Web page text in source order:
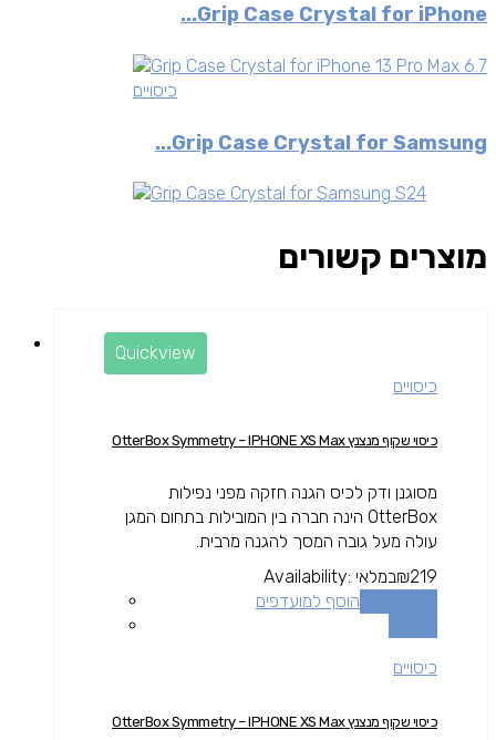
Grip Case Crystal for iPhone...
כיסויים
Grip Case Crystal for Samsung...
מוצרים קשורים
Quickview
כיסויים
כיסוי שקוף מנצנץ OtterBox Symmetry – IPHONE XS Max
מסוגנן ודק לכיס הגנה חזקה מפני נפילות
OtterBox הינה חברה בין המובילות בתחום המגן
עולה מעל גובה המסך להגנה מרבית.
₪219
Availability: במלאי
הוסף למועדפים
כיסויים
כיסוי שקוף מנצנץ OtterBox Symmetry – IPHONE XS Max